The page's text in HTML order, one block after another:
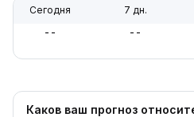
Сегодня 7 дн.
-- --
Каков ваш прогноз